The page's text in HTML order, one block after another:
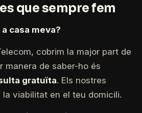
que sempre fem
casa meva?
cobrim la major part de
manera de saber-ho és
gratuïta. Els nostres
viabilitat en el teu domicili.